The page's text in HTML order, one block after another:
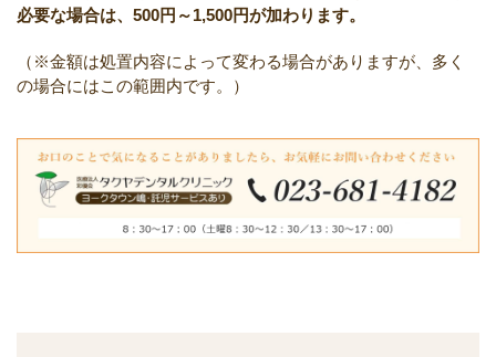
必要な場合は、500円～1,500円が加わります。
（※金額は処置内容によって変わる場合がありますが、多く
の場合にはこの範囲内です。）